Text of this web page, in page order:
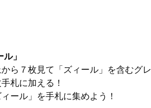
」
ら７枚見て「ズィール」を含むグレ
札に加える！
ール」を手札に集めよう！